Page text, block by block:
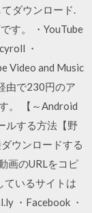
ダウンロード.
す。 ・YouTube
・
Video and Music
由で230円のア
。 【～Android
ルする方法【野
ウンロードする
画のURLをコピ
ているサイトは
・Facebook ・